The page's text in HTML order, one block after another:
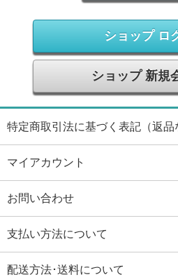
ショップ ロ
ショップ 新規
特定商取引法に基づく表記（返品
マイアカウント
お問い合わせ
支払い方法について
配送方法･送料について